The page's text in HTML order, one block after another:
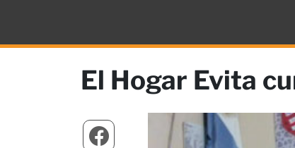
El Hogar Evita